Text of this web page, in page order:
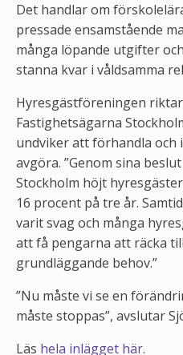
Det handlar om
pressade ensamstående
många löpande utgifter
stanna kvar i våldsamma
Hyresgästföreningen
Fastighetsägarna
undviker att förhandla och
avgöra. ”Genom sina
Stockholm höjt
16 procent på tre år.
varit svag och många
att få pengarna att räcka
grundläggande behov.”
”Nu måste vi se en
måste stoppas”, avslutar
Läs hela inlägget här.